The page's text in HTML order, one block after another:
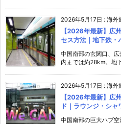
2026年5月17日 : 海外
【2026年最新】広
セス方法｜地下鉄・
中国南部の玄関口、
内までは約28km。地
2026年5月17日 : 海外
【2026年最新】広
ド｜ラウンジ・シ
中国南部の巨大ハブ